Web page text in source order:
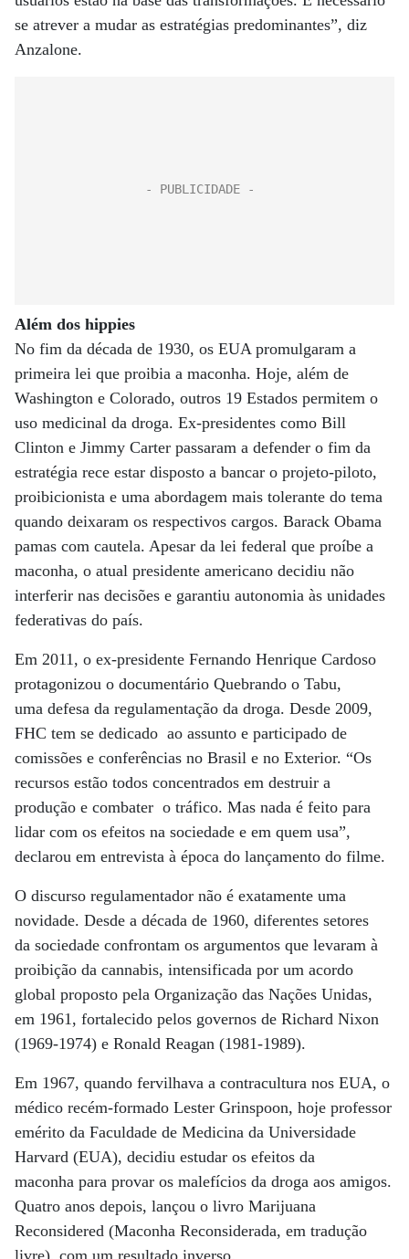
se atrever a mudar as estratégias predominantes”, diz
Anzalone.
Além dos hippies
No fim da década de 1930, os EUA promulgaram a
primeira lei que proibia a maconha. Hoje, além de
Washington e Colorado, outros 19 Estados permitem o
uso medicinal da droga. Ex-presidentes como Bill
Clinton e Jimmy Carter passaram a defender o fim da
estratégia rece estar disposto a bancar o projeto-piloto,
proibicionista e uma abordagem mais tolerante do tema
quando deixaram os respectivos cargos. Barack Obama
pamas com cautela. Apesar da lei federal que proíbe a
maconha, o atual presidente americano decidiu não
interferir nas decisões e garantiu autonomia às unidades
federativas do país.
Em 2011, o ex-presidente Fernando Henrique Cardoso
protagonizou o documentário Quebrando o Tabu,
uma defesa da regulamentação da droga. Desde 2009,
FHC tem se dedicado ao assunto e participado de
comissões e conferências no Brasil e no Exterior. “Os
recursos estão todos concentrados em destruir a
produção e combater o tráfico. Mas nada é feito para
lidar com os efeitos na sociedade e em quem usa”,
declarou em entrevista à época do lançamento do filme.
O discurso regulamentador não é exatamente uma
novidade. Desde a década de 1960, diferentes setores
da sociedade confrontam os argumentos que levaram à
proibição da cannabis, intensificada por um acordo
global proposto pela Organização das Nações Unidas,
em 1961, fortalecido pelos governos de Richard Nixon
(1969-1974) e Ronald Reagan (1981-1989).
Em 1967, quando fervilhava a contracultura nos EUA, o
médico recém-formado Lester Grinspoon, hoje professor
emérito da Faculdade de Medicina da Universidade
Harvard (EUA), decidiu estudar os efeitos da
maconha para provar os malefícios da droga aos amigos.
Quatro anos depois, lançou o livro Marijuana
Reconsidered (Maconha Reconsiderada, em tradução
livre), com um resultado inverso.